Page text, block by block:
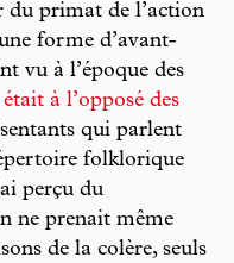
du primat de l’action
forme d’avant-
vu à l’époque des
à l’opposé des
qui parlent
folklorique
perçu du
ne prenait même
de la colère, seuls